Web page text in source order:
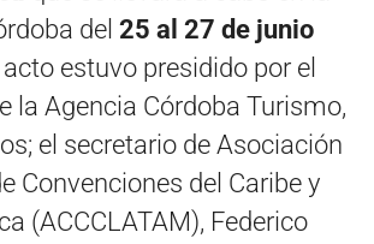
del 25 al 27 de junio
acto estuvo presidido por el
la Agencia Córdoba Turismo,
el secretario de Asociación
Convenciones del Caribe y
(ACCCLATAM), Federico